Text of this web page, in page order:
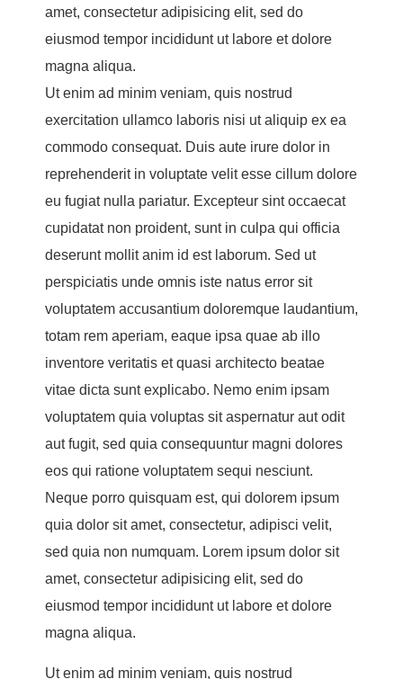
amet, consectetur adipisicing elit, sed do
eiusmod tempor incididunt ut labore et dolore
magna aliqua.
Ut enim ad minim veniam, quis nostrud
exercitation ullamco laboris nisi ut aliquip ex ea
commodo consequat. Duis aute irure dolor in
reprehenderit in voluptate velit esse cillum dolore
eu fugiat nulla pariatur. Excepteur sint occaecat
cupidatat non proident, sunt in culpa qui officia
deserunt mollit anim id est laborum. Sed ut
perspiciatis unde omnis iste natus error sit
voluptatem accusantium doloremque laudantium,
totam rem aperiam, eaque ipsa quae ab illo
inventore veritatis et quasi architecto beatae
vitae dicta sunt explicabo. Nemo enim ipsam
voluptatem quia voluptas sit aspernatur aut odit
aut fugit, sed quia consequuntur magni dolores
eos qui ratione voluptatem sequi nesciunt.
Neque porro quisquam est, qui dolorem ipsum
quia dolor sit amet, consectetur, adipisci velit,
sed quia non numquam. Lorem ipsum dolor sit
amet, consectetur adipisicing elit, sed do
eiusmod tempor incididunt ut labore et dolore
magna aliqua.
Ut enim ad minim veniam, quis nostrud